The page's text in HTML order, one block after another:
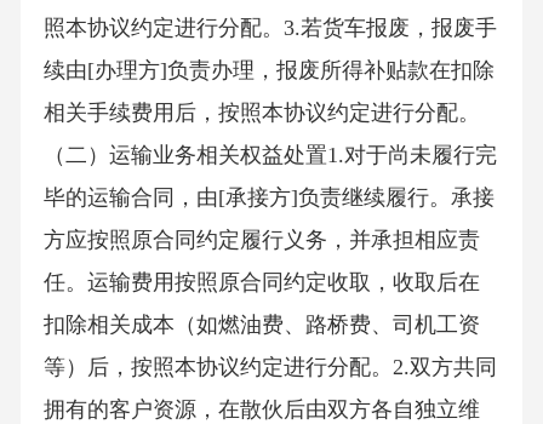
照本协议约定进行分配。3.若货车报废，报废手
续由[办理方]负责办理，报废所得补贴款在扣除
相关手续费用后，按照本协议约定进行分配。
（二）运输业务相关权益处置1.对于尚未履行完
毕的运输合同，由[承接方]负责继续履行。承接
方应按照原合同约定履行义务，并承担相应责
任。运输费用按照原合同约定收取，收取后在
扣除相关成本（如燃油费、路桥费、司机工资
等）后，按照本协议约定进行分配。2.双方共同
拥有的客户资源，在散伙后由双方各自独立维